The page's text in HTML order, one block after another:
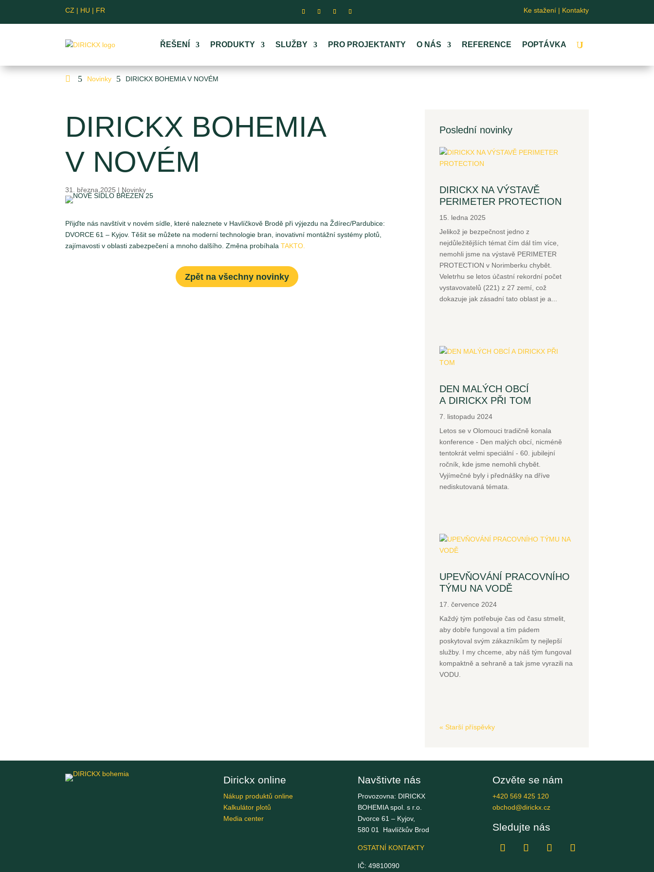
CZ | HU | FR Ke stažení | Kontakty
ŘEŠENÍ PRODUKTY SLUŽBY PRO PROJEKTANTY O NÁS REFERENCE POPTÁVKA
 5 Novinky 5 DIRICKX BOHEMIA V NOVÉM
DIRICKX BOHEMIA
V NOVÉM
31. března 2025 | Novinky
Přijďte nás navštívit v novém sídle, které naleznete v Havlíčkově Brodě při výjezdu na Ždírec/Pardubice:
DVORCE 61 – Kyjov. Těšit se můžete na moderní technologie bran, inovativní montážní systémy plotů,
zajímavosti v oblasti zabezpečení a mnoho dalšího. Změna probíhalaTAKTO.
Zpět na všechny novinky
Poslední novinky
DIRICKX NA VÝSTAVĚ
PERIMETER PROTECTION
15. ledna 2025
Jelikož je bezpečnost jedno z
nejdůležitějších témat čím dál tím více,
nemohli jsme na výstavě PERIMETER
PROTECTION v Norimberku chybět.
Veletrhu se letos účastní rekordní počet
vystavovatelů (221) z 27 zemí, což
dokazuje jak zásadní tato oblast je a...
DEN MALÝCH OBCÍ
A DIRICKX PŘI TOM
7. listopadu 2024
Letos se v Olomouci tradičně konala
konference - Den malých obcí, nicméně
tentokrát velmi speciální - 60. jubilejní
ročník, kde jsme nemohli chybět.
Vyjímečné byly i přednášky na dříve
nediskutovaná témata.
UPEVŇOVÁNÍ PRACOVNÍHO
TÝMU NA VODĚ
17. července 2024
Každý tým potřebuje čas od času stmelit,
aby dobře fungoval a tím pádem
poskytoval svým zákazníkům ty nejlepší
služby. I my chceme, aby náš tým fungoval
kompaktně a sehraně a tak jsme vyrazili na
VODU.
« Starší příspěvky
Dirickx online
Nákup produktů online
Kalkulátor plotů
Media center
Navštivte nás
Provozovna: DIRICKX
BOHEMIA spol. s r.o.
Dvorce 61 – Kyjov,
580 01 Havlíčkův Brod
OSTATNÍ KONTAKTY
IČ: 49810090
Ozvěte se nám
+420 569 425 120
obchod@dirickx.cz
Sledujte nás